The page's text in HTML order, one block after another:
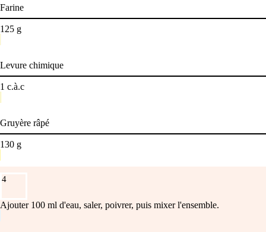
Farine
125 g
Levure chimique
1 c.à.c
Gruyère râpé
130 g
4
Ajouter 100 ml d'eau, saler, poivrer, puis mixer l'ensemble.